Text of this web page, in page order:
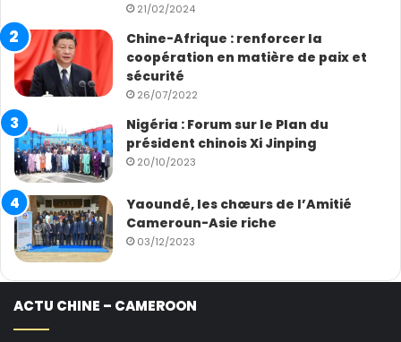
21/02/2024
Chine-Afrique : renforcer la
coopération en matière de paix et
sécurité
26/07/2022
Nigéria : Forum sur le Plan du
président chinois Xi Jinping
20/10/2023
Yaoundé, les chœurs de l’Amitié
Cameroun-Asie riche
03/12/2023
ACTU CHINE – CAMEROON